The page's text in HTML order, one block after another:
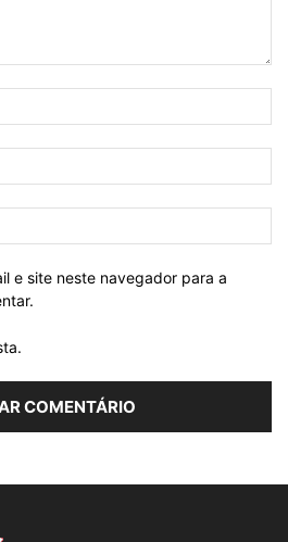
e site neste navegador para a